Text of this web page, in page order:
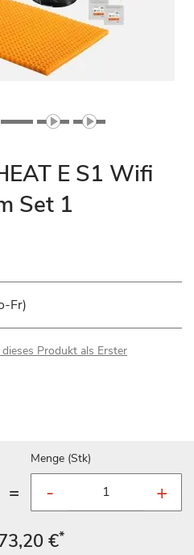
E S1 Wifi
Set 1
Fr)
Produkt als Erster
=
Menge (Stk)
€*